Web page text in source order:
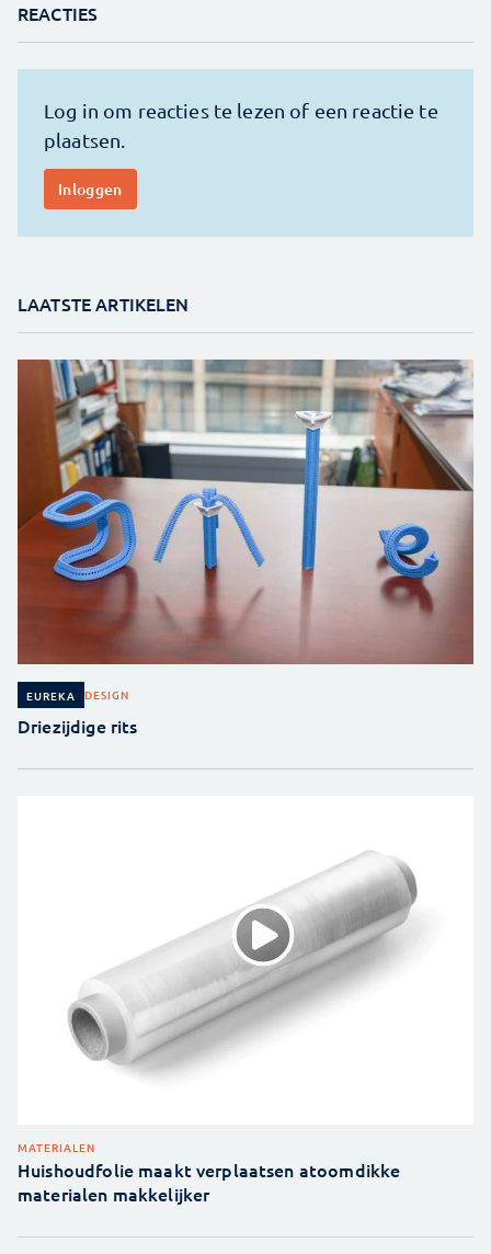
REACTIES
LAATSTE ARTIKELEN
EUREKA DESIGN
Driezijdige rits
MATERIALEN
Huishoudfolie maakt verplaatsen atoomdikke
materialen makkelijker